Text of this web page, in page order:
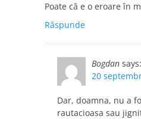
Poate că e o eroare în
Răspunde
Bogdan says:
20
Dar, doamna, nu a
rautacioasa sau